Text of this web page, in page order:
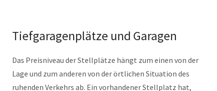
Tiefgaragenplätze und Garagen
Das Preisniveau der Stellplätze hängt zum einen von der
Lage und zum anderen von der örtlichen Situation des
ruhenden Verkehrs ab. Ein vorhandener Stellplatz hat,